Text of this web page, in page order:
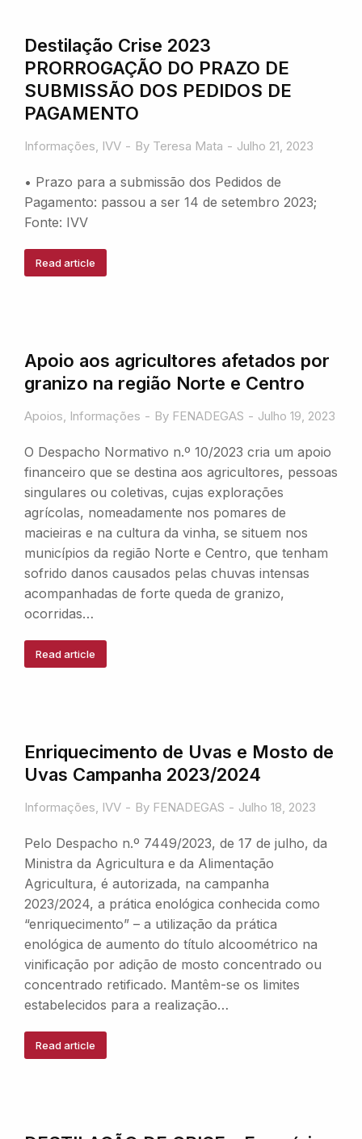
Destilação Crise 2023
PRORROGAÇÃO DO PRAZO DE
SUBMISSÃO DOS PEDIDOS DE
PAGAMENTO
Informações, IVV By Teresa Mata Julho 21, 2023
• Prazo para a submissão dos Pedidos de
Pagamento: passou a ser 14 de setembro 2023;
Fonte: IVV
Read article
Apoio aos agricultores afetados por
granizo na região Norte e Centro
Apoios, Informações By FENADEGAS Julho 19, 2023
O Despacho Normativo n.º 10/2023 cria um apoio
financeiro que se destina aos agricultores, pessoas
singulares ou coletivas, cujas explorações
agrícolas, nomeadamente nos pomares de
macieiras e na cultura da vinha, se situem nos
municípios da região Norte e Centro, que tenham
sofrido danos causados pelas chuvas intensas
acompanhadas de forte queda de granizo,
ocorridas…
Read article
Enriquecimento de Uvas e Mosto de
Uvas Campanha 2023/2024
Informações, IVV By FENADEGAS Julho 18, 2023
Pelo Despacho n.º 7449/2023, de 17 de julho, da
Ministra da Agricultura e da Alimentação
Agricultura, é autorizada, na campanha
2023/2024, a prática enológica conhecida como
“enriquecimento” – a utilização da prática
enológica de aumento do título alcoométrico na
vinificação por adição de mosto concentrado ou
concentrado retificado. Mantêm-se os limites
estabelecidos para a realização…
Read article